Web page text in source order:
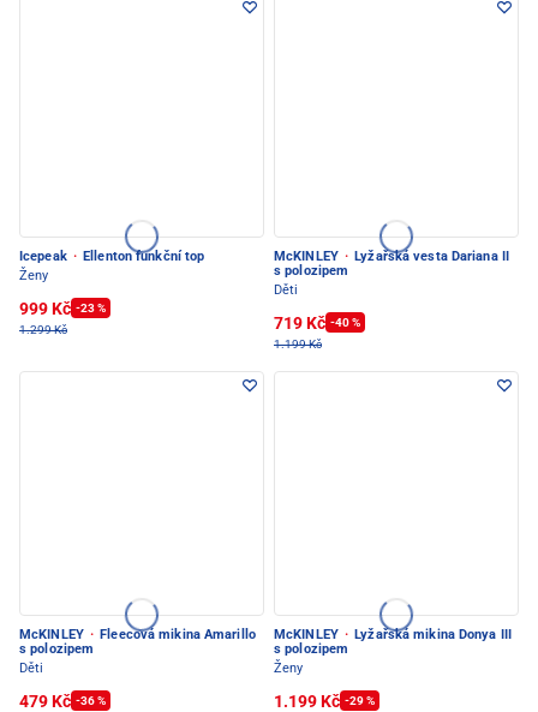
Icepeak · Ellenton funkční top
Ženy
999 Kč -23 %
1.299 Kč
McKINLEY · Lyžařská vesta Dariana II
s polozipem
Děti
719 Kč -40 %
1.199 Kč
McKINLEY · Fleecová mikina Amarillo
s polozipem
Děti
479 Kč -36 %
McKINLEY · Lyžařská mikina Donya III
s polozipem
Ženy
1.199 Kč -29 %